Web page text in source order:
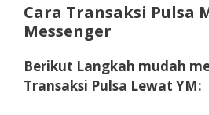
Cara Transaksi Pulsa
Messenger
Berikut Langkah mudah
Transaksi Pulsa Lewat YM: